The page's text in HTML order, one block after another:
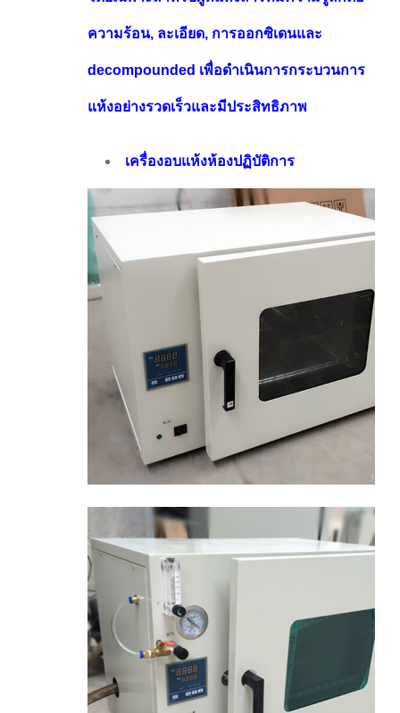
ความร้อน, ละเอียด, การออกซิเดนและ
decompounded เพื่อดําเนินการกระบวนการ
แห้งอย่างรวดเร็วและมีประสิทธิภาพ
เครื่องอบแห้งห้องปฏิบัติการ